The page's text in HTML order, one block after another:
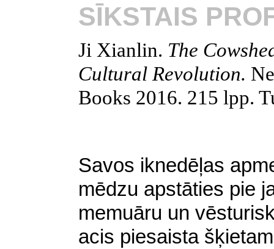
SĪKSTAIS
Ji Xianlin. The
Cultural Revolution.
Books 2016. 215 lpp.
Savos iknedēļas
mēdzu apstāties pie
memuāru un
acis piesaista